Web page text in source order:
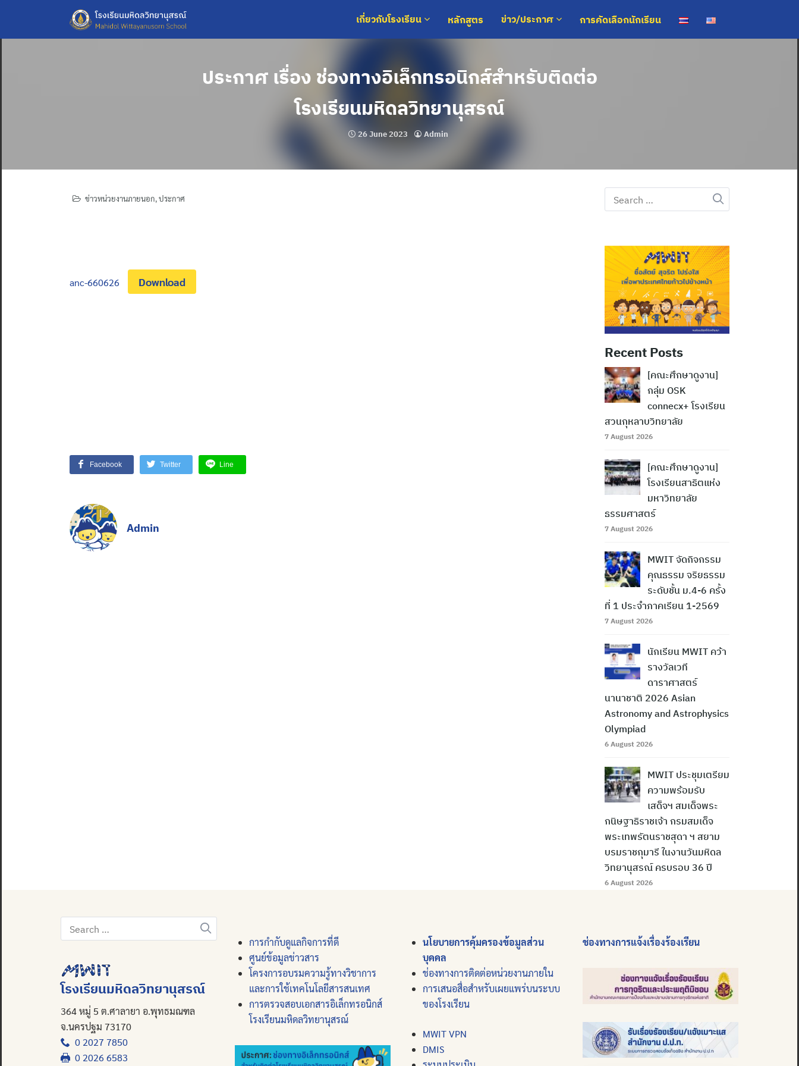
content
เกี่ยวกับโรงเรียน หลักสูตร ข่าว/ประกาศ การคัดเลือกนักเรียน
ประกาศ เรื่อง ช่องทางอิเล็กทรอนิกส์สําหรับติดต่อ
โรงเรียนมหิดลวิทยานุสรณ์
26 June 2023 Admin
ข่าวหน่วยงานภายนอก,ประกาศ
anc-660626 Download
Facebook Twitter Line
Admin
Search
for:
Recent Posts
[คณะศึกษาดูงาน]
กลุ่ม OSK
connecx+ โรงเรียน
สวนกุหลาบวิทยาลัย
7 August 2026
[คณะศึกษาดูงาน]
โรงเรียนสาธิตแห่ง
มหาวิทยาลัย
ธรรมศาสตร์
7 August 2026
MWIT จัดกิจกรรม
คุณธรรม จริยธรรม
ระดับชั้น ม.4-6 ครั้ง
ที่ 1 ประจำภาคเรียน 1-2569
7 August 2026
นักเรียน MWIT คว้า
รางวัลเวที
ดาราศาสตร์
นานาชาติ 2026 Asian
Astronomy and Astrophysics
Olympiad
6 August 2026
MWIT ประชุมเตรียม
ความพร้อมรับ
เสด็จฯ สมเด็จพระ
กนิษฐาธิราชเจ้า กรมสมเด็จ
พระเทพรัตนราชสุดา ฯ สยาม
บรมราชกุมารี ในงานวันมหิดล
วิทยานุสรณ์ ครบรอบ 36 ปี
6 August 2026
Search
for:
โรงเรียนมหิดลวิทยานุสรณ์
364 หมู่ 5 ต.ศาลายา อ.พุทธมณฑล
จ.นครปฐม 73170
0 2027 7850
0 2026 6583
การกำกับดูแลกิจการที่ดี
ศูนย์ข้อมูลข่าวสาร
โครงการอบรมความรู้ทางวิชาการ
และการใช้เทคโนโลยีสารสนเทศ
การตรวจสอบเอกสารอิเล็กทรอนิกส์
โรงเรียนมหิดลวิทยานุสรณ์
นโยบายการคุ้มครองข้อมูลส่วน
บุคคล
ช่องทางการติดต่อหน่วยงานภายใน
การเสนอสื่อสำหรับเผยแพร่บนระบบ
ของโรงเรียน
MWIT VPN
DMIS
ช่องทางการแจ้งเรื่องร้องเรียน